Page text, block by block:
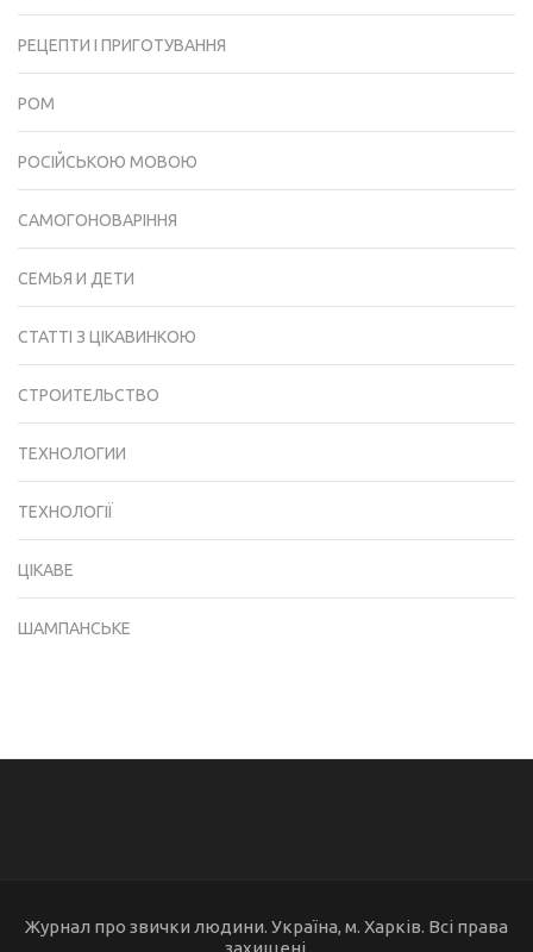
РЕЦЕПТИ І ПРИГОТУВАННЯ
РОМ
РОСІЙСЬКОЮ МОВОЮ
САМОГОНОВАРІННЯ
СЕМЬЯ И ДЕТИ
СТАТТІ З ЦІКАВИНКОЮ
СТРОИТЕЛЬСТВО
ТЕХНОЛОГИИ
ТЕХНОЛОГІЇ
ЦІКАВЕ
ШАМПАНСЬКЕ
Журнал про звички людини. Україна, м. Харків. Всі права
захищені.